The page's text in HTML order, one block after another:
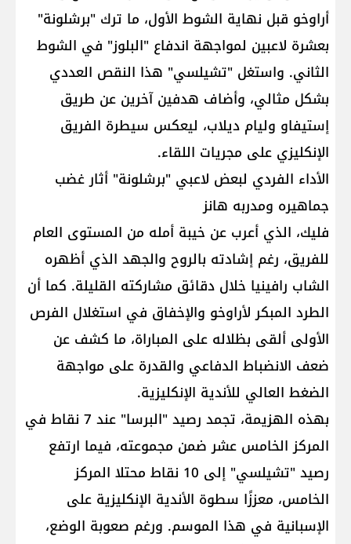
أراوخو قبل نهاية الشوط الأول، ما ترك "برشلونة"
بعشرة لاعبين لمواجهة اندفاع "البلوز" في الشوط
الثاني. واستغل "تشيلسي" هذا النقص العددي
بشكل مثالي، وأضاف هدفين آخرين عن طريق
إستيفاو وليام ديلاب، ليعكس سيطرة الفريق
الإنكليزي على مجريات اللقاء.
الأداء الفردي لبعض لاعبي "برشلونة" أثار غضب
جماهيره ومدربه هانز
فليك، الذي أعرب عن خيبة أمله من المستوى العام
للفريق، رغم إشادته بالروح والجهد الذي أظهره
الشاب رافينيا خلال دقائق مشاركته القليلة. كما أن
الطرد المبكر لأراوخو والإخفاق في استغلال الفرص
الأولى ألقى بظلاله على المباراة، ما كشف عن
ضعف الانضباط الدفاعي والقدرة على مواجهة
الضغط العالي للأندية الإنكليزية.
بهذه الهزيمة، تجمد رصيد "البرسا" عند 7 نقاط في
المركز الخامس عشر ضمن مجموعته، فيما ارتفع
رصيد "تشيلسي" إلى 10 نقاط محتلا المركز
الخامس، معززًا سطوة الأندية الإنكليزية على
الإسبانية في هذا الموسم. ورغم صعوبة الوضع،